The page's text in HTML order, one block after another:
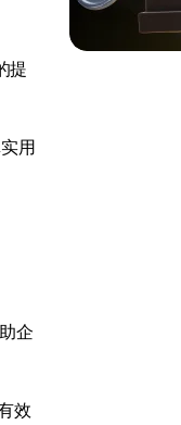
提
用
企
效